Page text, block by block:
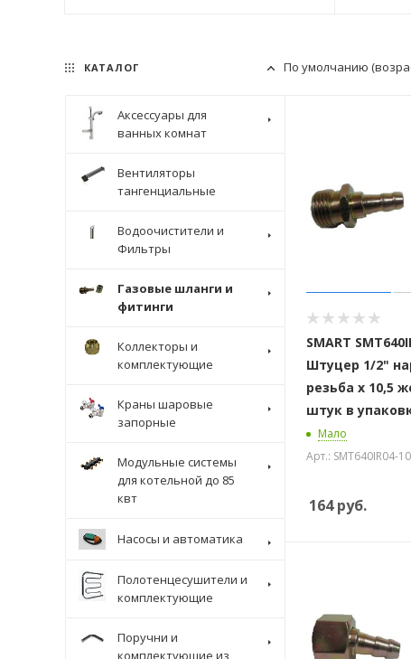
По умолчанию
SMART
Штуцер 1/2"
резьба х 10,5
штук в
Мало
Арт.: SMT640IR04-
164руб.
КАТАЛОГ
Аксессуары для
ванных комнат
Вентиляторы
тангенциальные
Водоочистители и
Фильтры
Газовые шланги и
фитинги
Коллекторы и
комплектующие
Краны шаровые
запорные
Модульные системы
для котельной до 85
квт
Насосы и автоматика
Полотенцесушители и
комплектующие
Поручни и
комплектующие из